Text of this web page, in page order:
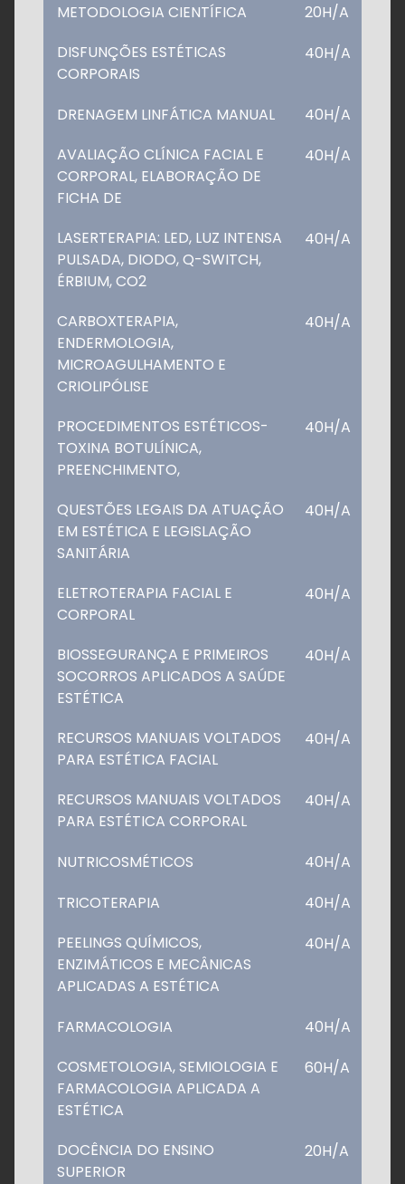
METODOLOGIA CIENTÍFICA
20H/A
DISFUNÇÕES ESTÉTICAS
CORPORAIS
40H/A
DRENAGEM LINFÁTICA MANUAL
40H/A
AVALIAÇÃO CLÍNICA FACIAL E
CORPORAL, ELABORAÇÃO DE
FICHA DE
40H/A
LASERTERAPIA: LED, LUZ INTENSA
PULSADA, DIODO, Q-SWITCH,
ÉRBIUM, CO2
40H/A
CARBOXTERAPIA,
ENDERMOLOGIA,
MICROAGULHAMENTO E
CRIOLIPÓLISE
40H/A
PROCEDIMENTOS ESTÉTICOS-
TOXINA BOTULÍNICA,
PREENCHIMENTO,
40H/A
QUESTÕES LEGAIS DA ATUAÇÃO
EM ESTÉTICA E LEGISLAÇÃO
SANITÁRIA
40H/A
ELETROTERAPIA FACIAL E
CORPORAL
40H/A
BIOSSEGURANÇA E PRIMEIROS
SOCORROS APLICADOS A SAÚDE
ESTÉTICA
40H/A
RECURSOS MANUAIS VOLTADOS
PARA ESTÉTICA FACIAL
40H/A
RECURSOS MANUAIS VOLTADOS
PARA ESTÉTICA CORPORAL
40H/A
NUTRICOSMÉTICOS
40H/A
TRICOTERAPIA
40H/A
PEELINGS QUÍMICOS,
ENZIMÁTICOS E MECÂNICAS
APLICADAS A ESTÉTICA
40H/A
FARMACOLOGIA
40H/A
COSMETOLOGIA, SEMIOLOGIA E
FARMACOLOGIA APLICADA A
ESTÉTICA
60H/A
DOCÊNCIA DO ENSINO
SUPERIOR
20H/A